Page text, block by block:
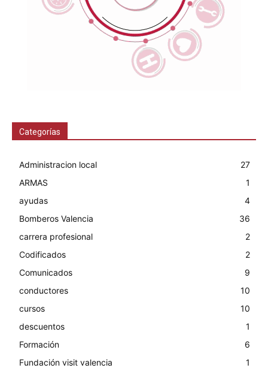
Categorías
Administracion local
27
ARMAS
1
ayudas
4
Bomberos Valencia
36
carrera profesional
2
Codificados
2
Comunicados
9
conductores
10
cursos
10
descuentos
1
Formación
6
Fundación visit valencia
1